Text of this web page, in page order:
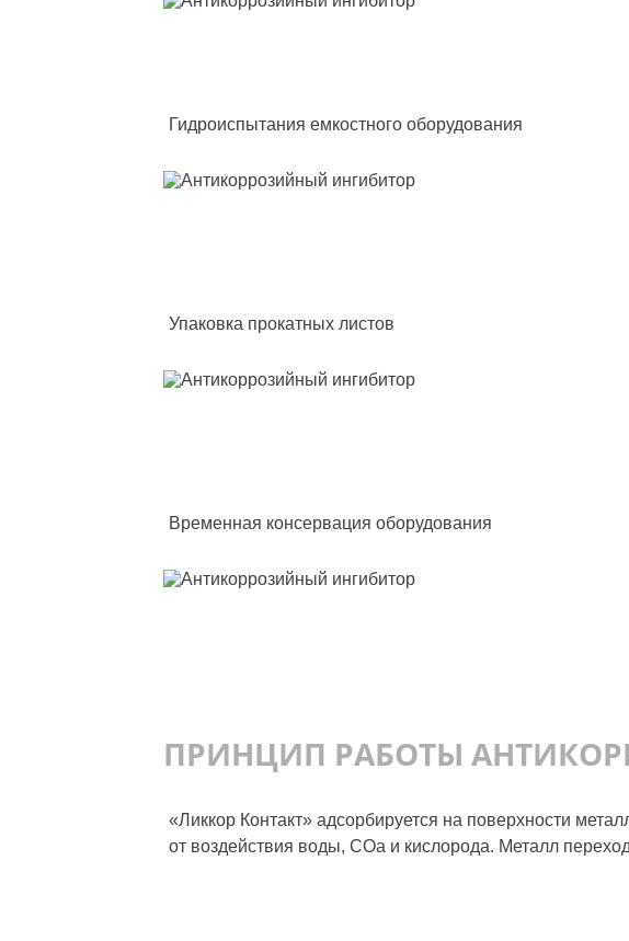
Гидроиспытания емкостного оборудования
Упаковка прокатных листов
Временная консервация оборудования
ПРИНЦИП РАБОТЫ
«Ликкор Контакт» адсорбируется на поверхности
от воздействия воды, СОа и кислорода. Металл